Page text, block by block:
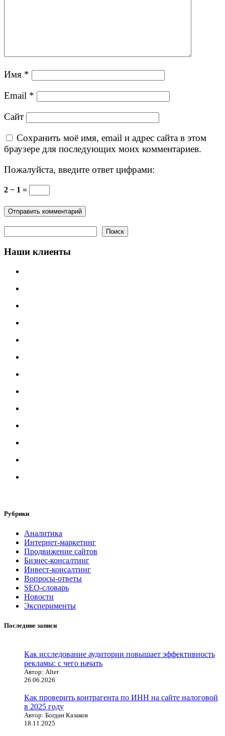
Имя *
Email *
Сайт
Сохранить моё имя, email и адрес сайта в этом
браузере для последующих моих комментариев.
Пожалуйста, введите ответ цифрами:
2 − 1 =
Поиск
Наши клиенты
Рубрики
Аналитика
Интернет-маркетинг
Продвижение сайтов
Бизнес-консалтинг
Инвест-консалтинг
Вопросы-ответы
SEO-словарь
Новости
Эксперименты
Последние записи
Как исследование аудитории повышает эффективность
рекламы: с чего начать
Автор: Alter
26.06.2026
Как проверить контрагента по ИНН на сайте налоговой
в 2025 году
Автор: Богдан Казаков
18.11.2025